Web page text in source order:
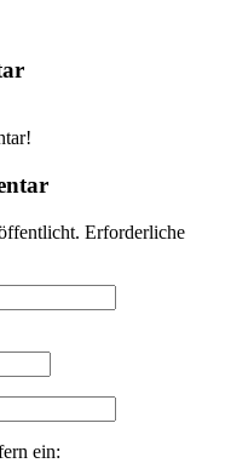
Erforderliche
ein: